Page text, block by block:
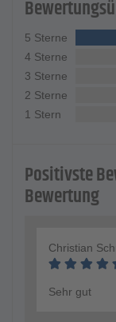
5 Sterne
4 Sterne
3 Sterne
2 Sterne
1 Stern
Positivste
Bewertung
Christian
Sehr gut